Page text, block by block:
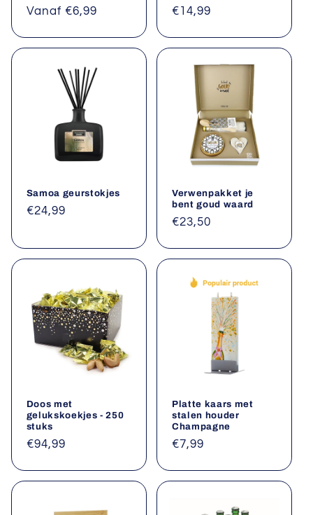
Normale
Vanaf €6,99
Normale
€14,99
Samoa geurstokjes
Normale
€24,99
Verwenpakket je
bent goud waard
Normale
€23,50
Doos met
gelukskoekjes - 250
stuks
Normale
€94,99
Platte kaars met
stalen houder
Champagne
Normale
€7,99